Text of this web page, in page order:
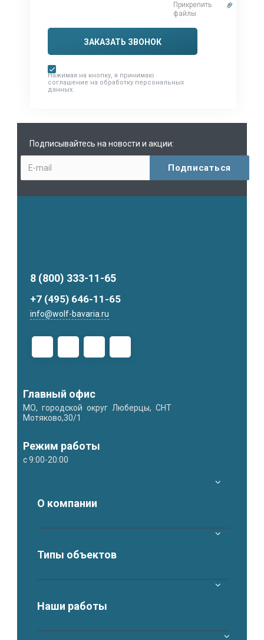
Прикрепить
файлы
ЗАКАЗАТЬ ЗВОНОК
Нажимая на кнопку, я принимаю
соглашение на обработку персональных
данных.
Подписывайтесь на новости и акции:
8 (800) 333-11-65
+7 (495) 646-11-65
info@wolf-bavaria.ru
Главный офис
МО, городской округ Люберцы, СНТ
Мотяково,30/1
Режим работы
с 9:00-20:00
О компании
Типы объектов
Наши работы